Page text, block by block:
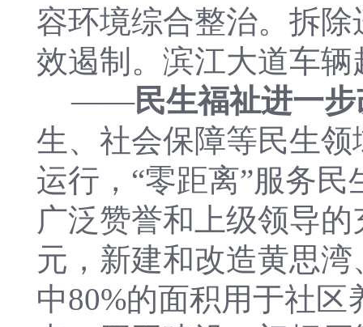
容环境综合整治。拆
效遏制。滨江大道车
——民生福祉进一
生、社会保障等民生领
运行，“零距离”服务
广泛赞誉和上级领导
元，新建和改造黄思
中80%的面积用于社